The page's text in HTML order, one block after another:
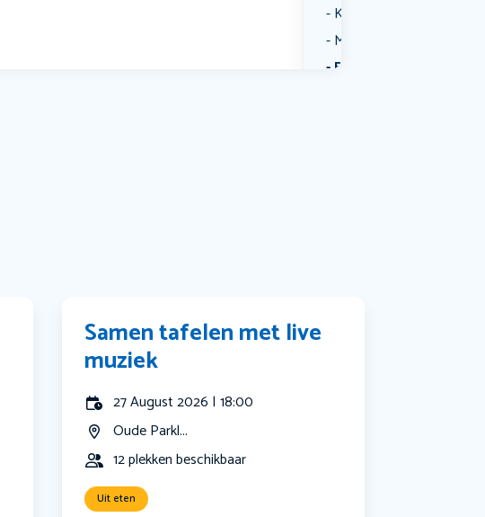
Kunst & Cultuur
Muziek
Bekijk alle categorieën
Samen tafelen met live
muziek
27 August 2026 | 18:00
Oude Parkl...
12 plekken beschikbaar
Uit eten